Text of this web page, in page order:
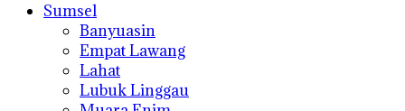
Sumsel
Banyuasin
Empat Lawang
Lahat
Lubuk Linggau